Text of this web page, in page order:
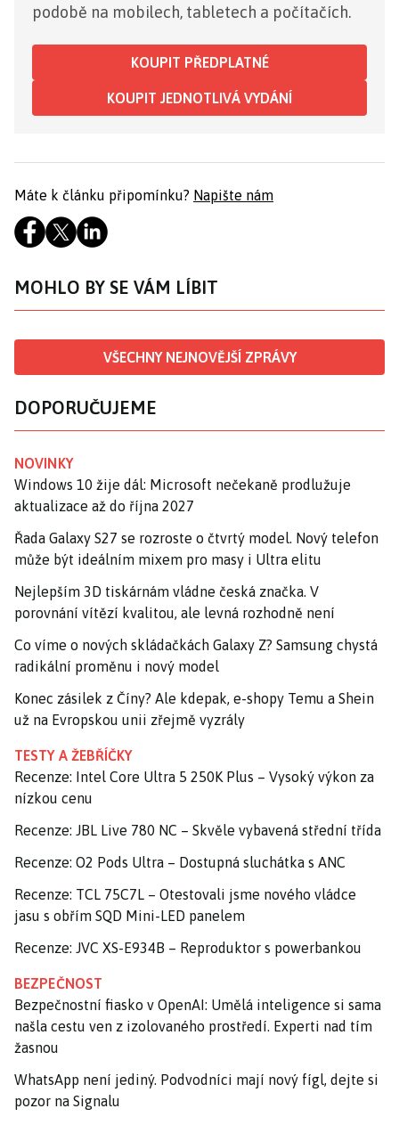
podobě na mobilech, tabletech a počítačích.
KOUPIT PŘEDPLATNÉ
KOUPIT JEDNOTLIVÁ VYDÁNÍ
Máte k článku připomínku? Napište nám
MOHLO BY SE VÁM LÍBIT
VŠECHNY NEJNOVĚJŠÍ ZPRÁVY
DOPORUČUJEME
NOVINKY
Windows 10 žije dál: Microsoft nečekaně prodlužuje
aktualizace až do října 2027
Řada Galaxy S27 se rozroste o čtvrtý model. Nový telefon
může být ideálním mixem pro masy i Ultra elitu
Nejlepším 3D tiskárnám vládne česká značka. V
porovnání vítězí kvalitou, ale levná rozhodně není
Co víme o nových skládačkách Galaxy Z? Samsung chystá
radikální proměnu i nový model
Konec zásilek z Číny? Ale kdepak, e-shopy Temu a Shein
už na Evropskou unii zřejmě vyzrály
TESTY A ŽEBŘÍČKY
Recenze: Intel Core Ultra 5 250K Plus – Vysoký výkon za
nízkou cenu
Recenze: JBL Live 780 NC – Skvěle vybavená střední třída
Recenze: O2 Pods Ultra – Dostupná sluchátka s ANC
Recenze: TCL 75C7L – Otestovali jsme nového vládce
jasu s obřím SQD Mini-LED panelem
Recenze: JVC XS-E934B – Reproduktor s powerbankou
BEZPEČNOST
Bezpečnostní fiasko v OpenAI: Umělá inteligence si sama
našla cestu ven z izolovaného prostředí. Experti nad tím
žasnou
WhatsApp není jediný. Podvodníci mají nový fígl, dejte si
pozor na Signalu